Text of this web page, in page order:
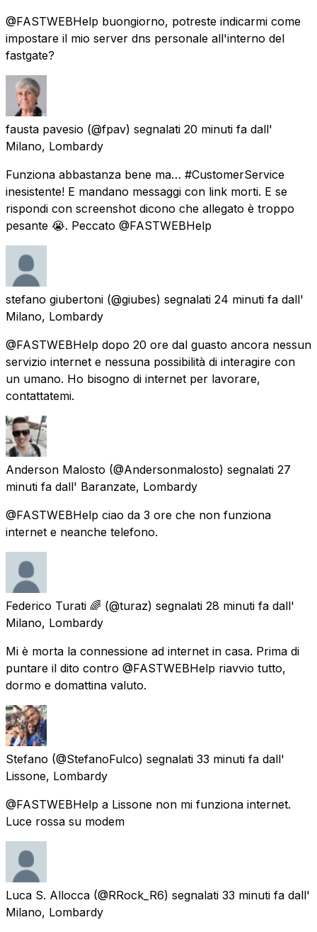
@FASTWEBHelp buongiorno, potreste indicarmi come
impostare il mio server dns personale all'interno del
fastgate?
fausta pavesio (@fpav) segnalati 20 minuti fa dall'
Milano, Lombardy
Funziona abbastanza bene ma… #CustomerService
inesistente! E mandano messaggi con link morti. E se
rispondi con screenshot dicono che allegato è troppo
pesante 😭. Peccato @FASTWEBHelp
stefano giubertoni (@giubes) segnalati 24 minuti fa dall'
Milano, Lombardy
@FASTWEBHelp dopo 20 ore dal guasto ancora nessun
servizio internet e nessuna possibilità di interagire con
un umano. Ho bisogno di internet per lavorare,
contattatemi.
Anderson Malosto (@Andersonmalosto) segnalati 27
minuti fa dall' Baranzate, Lombardy
@FASTWEBHelp ciao da 3 ore che non funziona
internet e neanche telefono.
Federico Turati 🌈 (@turaz) segnalati 28 minuti fa dall'
Milano, Lombardy
Mi è morta la connessione ad internet in casa. Prima di
puntare il dito contro @FASTWEBHelp riavvio tutto,
dormo e domattina valuto.
Stefano (@StefanoFulco) segnalati 33 minuti fa dall'
Lissone, Lombardy
@FASTWEBHelp a Lissone non mi funziona internet.
Luce rossa su modem
Luca S. Allocca (@RRock_R6) segnalati 33 minuti fa dall'
Milano, Lombardy